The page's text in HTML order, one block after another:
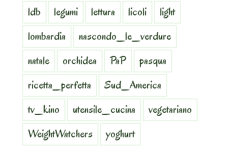
ldb
legumi lettura licoli
light
lombardia
nascondo_le_verdure
natale
orchidea PaP
pasqua
ricetta_perfetta
Sud_America
tv_kino
utensile_cucina
vegetariano
WeightWatchers
yoghurt